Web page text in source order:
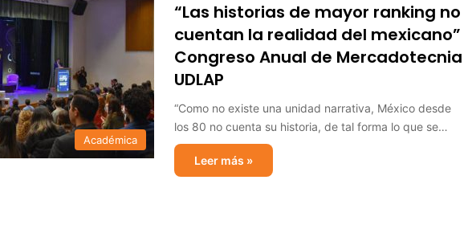
Académica
“Las historias de mayor ranking no
cuentan la realidad del mexicano”
Congreso Anual de Mercadotecnia
UDLAP
“Como no existe una unidad narrativa, México desde
los 80 no cuenta su historia, de tal forma lo que se…
Leer más »